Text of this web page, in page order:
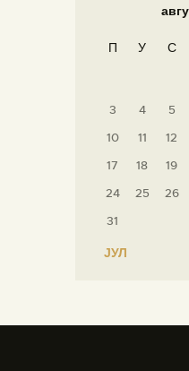
П У С
3
4 5
10
11 12
17
18 19
24
25 26
31
« ЈУЛ